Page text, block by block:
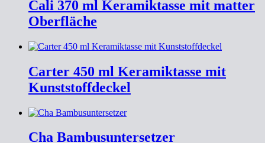
Cali 370 ml Keramiktasse mit matter
Oberfläche
Carter 450 ml Keramiktasse mit
Kunststoffdeckel
Cha Bambusuntersetzer